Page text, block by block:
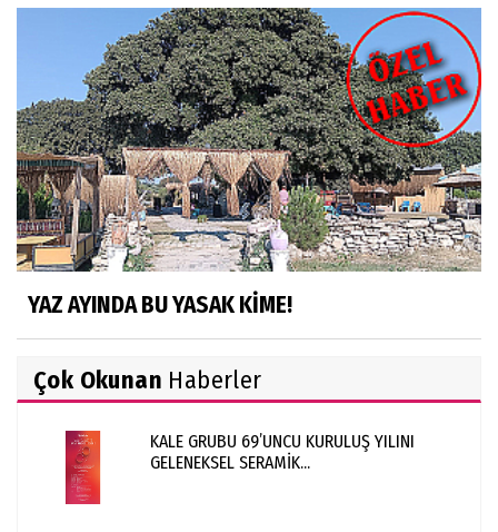
YAZ AYINDA BU YASAK KİME!
Çok Okunan Haberler
KALE GRUBU 69’UNCU KURULUŞ YILINI
GELENEKSEL SERAMİK...